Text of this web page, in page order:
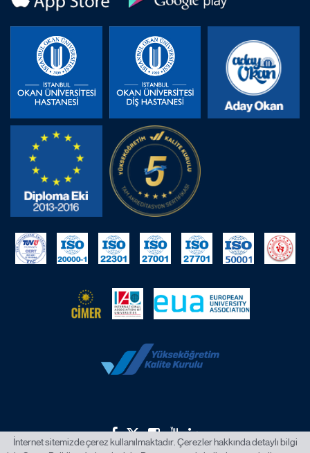
İnternet sitemizde çerez kullanılmaktadır. Çerezler hakkında detaylı bilgi